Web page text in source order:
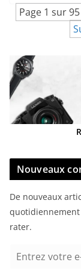
Page 1 sur 95
Nouveaux
De nouveaux
rater.